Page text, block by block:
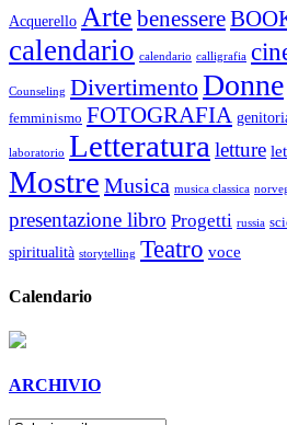
Acquerello Arte benessere
calendario calendario calligrafia
Counseling DivertimentoDonne
femminismo FOTOGRAFIA
laboratorio Letteratura letture
Mostre Musica musica classica
presentazione libro Progetti russia
spiritualità storytelling Teatro voce
Calendario
ARCHIVIO